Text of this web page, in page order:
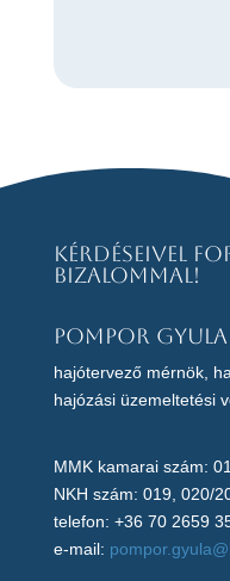
Kérdéseivel
bizalommal!
Pompor Gyula
hajótervező mérnök,
hajózási üzemeltetési
MMK kamarai szám:
NKH szám: 019, 020/
telefon: +36 70 2659
e-mail: